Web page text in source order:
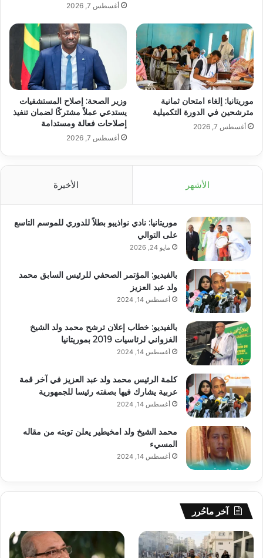
أغسطس 7, 2026
موريتانيا: إلغاء امتحان ثمانية
مترشحين في الدورة التكميلية
أغسطس 7, 2026
وزير الصحة: إصلاح المستشفيات
يستدعي عملاً مشتركًا لضمان تنفيذ
إصلاحات فعالة ومستدامة
أغسطس 7, 2026
الأشهر الأخيرة
موريتانيا: نادي نواذيبو بطلاً للدوري للموسم التاسع
على التوالي
مايو 24, 2026
بالفيديو: المؤتمر الصحفي للرئيس السابق محمد
ولد عبد العزيز
أغسطس 14, 2024
بالفيديو: خطاب إعلان ترشح محمد ولد الشيخ
الغزواني لرئاسيات 2019 بموريتانيا
أغسطس 14, 2024
كلمة الرئيس محمد ولد عبد العزيز في آخر قمة
عربية يشارك فيها بصفته رئيسا للجمهورية
أغسطس 14, 2024
محمد الشيخ ولد امخيطير يعلن توبته من مقاله
المسيء
أغسطس 14, 2024
آخر ماحُرر